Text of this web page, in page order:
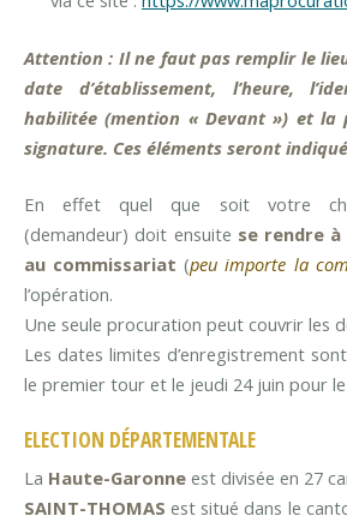
Attention : Il ne faut pas remplir le
date d’établissement, l’heure,
habilitée (mention « Devant ») et la
signature. Ces éléments seront
En effet quel que soit votre
(demandeur) doit ensuite se rendre
au commissariat (peu importe la
l’opération.
Une seule procuration peut couvrir les
Les dates limites d’enregistrement
le premier tour et le jeudi 24 juin pour
ELECTION DÉPARTEMENTALE
La Haute-Garonne est divisée en 27
SAINT-THOMAS est situé dans le